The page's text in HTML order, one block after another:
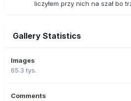
liczyłem przy nich na szał bo
Gallery Statistics
Images
65.3 tys.
Comments